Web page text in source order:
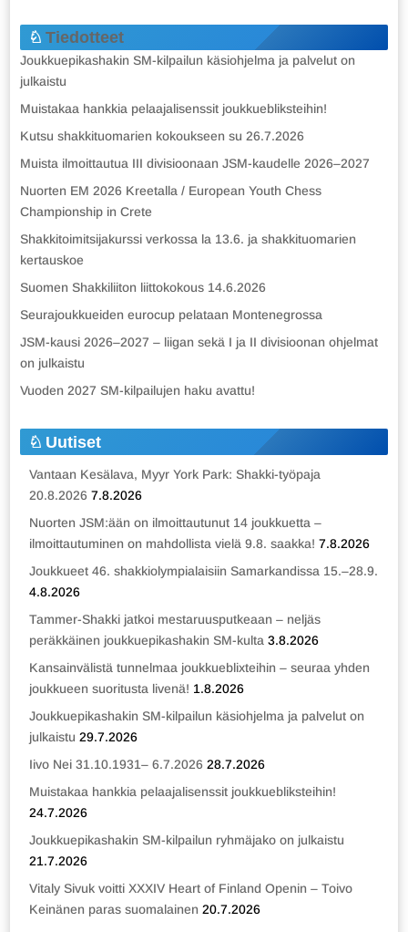
Tiedotteet
Joukkuepikashakin SM-kilpailun käsiohjelma ja palvelut on
julkaistu
Muistakaa hankkia pelaajalisenssit joukkuebliksteihin!
Kutsu shakkituomarien kokoukseen su 26.7.2026
Muista ilmoittautua III divisioonaan JSM-kaudelle 2026–2027
Nuorten EM 2026 Kreetalla / European Youth Chess
Championship in Crete
Shakkitoimitsijakurssi verkossa la 13.6. ja shakkituomarien
kertauskoe
Suomen Shakkiliiton liittokokous 14.6.2026
Seurajoukkueiden eurocup pelataan Montenegrossa
JSM-kausi 2026–2027 – liigan sekä I ja II divisioonan ohjelmat
on julkaistu
Vuoden 2027 SM-kilpailujen haku avattu!
Uutiset
Vantaan Kesälava, Myyr York Park: Shakki-työpaja
20.8.2026 7.8.2026
Nuorten JSM:ään on ilmoittautunut 14 joukkuetta –
ilmoittautuminen on mahdollista vielä 9.8. saakka! 7.8.2026
Joukkueet 46. shakkiolympialaisiin Samarkandissa 15.–28.9.
4.8.2026
Tammer-Shakki jatkoi mestaruusputkeaan – neljäs
peräkkäinen joukkuepikashakin SM-kulta 3.8.2026
Kansainvälistä tunnelmaa joukkueblixteihin – seuraa yhden
joukkueen suoritusta livenä! 1.8.2026
Joukkuepikashakin SM-kilpailun käsiohjelma ja palvelut on
julkaistu 29.7.2026
Iivo Nei 31.10.1931– 6.7.2026 28.7.2026
Muistakaa hankkia pelaajalisenssit joukkuebliksteihin!
24.7.2026
Joukkuepikashakin SM-kilpailun ryhmäjako on julkaistu
21.7.2026
Vitaly Sivuk voitti XXXIV Heart of Finland Openin – Toivo
Keinänen paras suomalainen 20.7.2026